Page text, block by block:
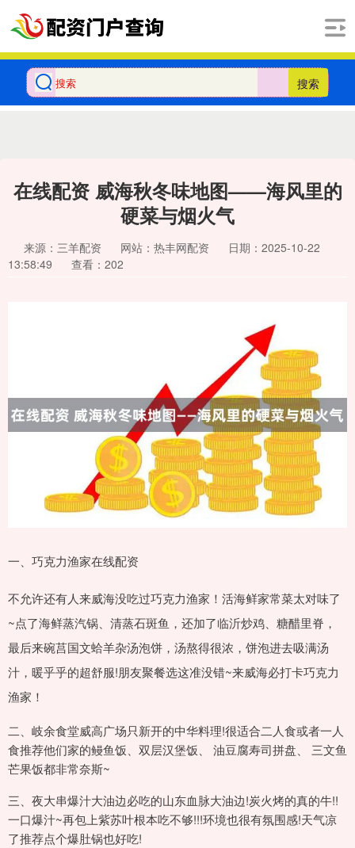
搜索
在线配资 威海秋冬味地图——海风里的
硬菜与烟火气
来源：三羊配资 网站：热丰网配资
日期：2025-10-22
13:58:49
查看：202
一、巧克力渔家在线配资
不允许还有人来威海没吃过巧克力渔家！活海鲜家常菜太对味了
~点了海鲜蒸汽锅、清蒸石斑鱼，还加了临沂炒鸡、糖醋里脊，
最后来碗莒国文蛤羊杂汤泡饼，汤熬得很浓，饼泡进去吸满汤
汁，暖乎乎的超舒服!朋友聚餐选这准没错~来威海必打卡巧克力
渔家！
二、岐余食堂威高广场只新开的中华料理!很适合二人食或者一人
食推荐他们家的鳗鱼饭、双层汉堡饭、 油豆腐寿司拼盘、 三文鱼
芒果饭都非常奈斯~
三、夜大串爆汁大油边必吃的山东血脉大油边!炭火烤的真的牛!!
一口爆汁~再包上紫苏叶根本吃不够!!!环境也很有氛围感!天气凉
了推荐点个爆肚锅也好吃!